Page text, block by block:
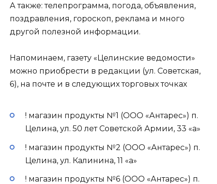
А также: телепрограмма, погода, объявления,
поздравления, гороскоп, реклама и много
другой полезной информации.
Напоминаем, газету «Целинские ведомости»
можно приобрести в редакции (ул. Советская,
6), на почте и в следующих торговых точках
! магазин продукты №1 (ООО «Антарес») п.
Целина, ул. 50 лет Советской Армии, 33 «а»
! магазин продукты №2 (ООО «Антарес») п.
Целина, ул. Калинина, 11 «а»
! магазин продукты №6 (ООО «Антарес») п.